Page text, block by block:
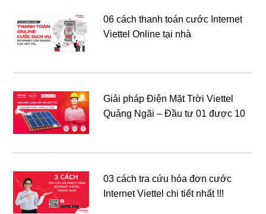
06 cách thanh toán cước Internet
Viettel Online tại nhà
Giải pháp Điện Mặt Trời Viettel
Quảng Ngãi – Đầu tư 01 được 10
03 cách tra cứu hóa đơn cước
Internet Viettel chi tiết nhất !!!